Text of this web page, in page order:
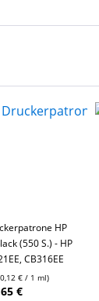
HP
(550 S.) - HP
CB316EE
€ / 1 ml)
€